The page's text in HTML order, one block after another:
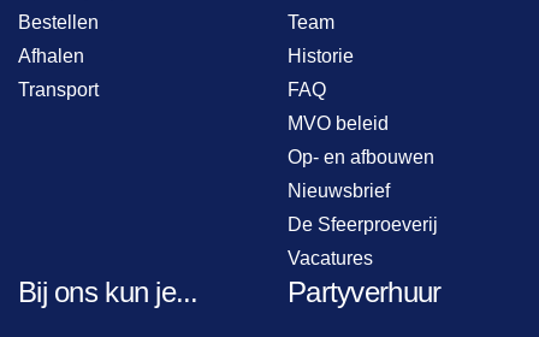
Bestellen
Afhalen
Transport
Team
Historie
FAQ
MVO beleid
Op- en afbouwen
Nieuwsbrief
De Sfeerproeverij
Vacatures
Bij ons kun je... Partyverhuur